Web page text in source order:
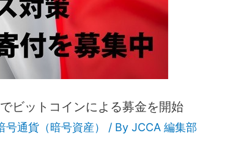
ビットコインによる募金を開始
号通貨（暗号資産） / By JCCA 編集部